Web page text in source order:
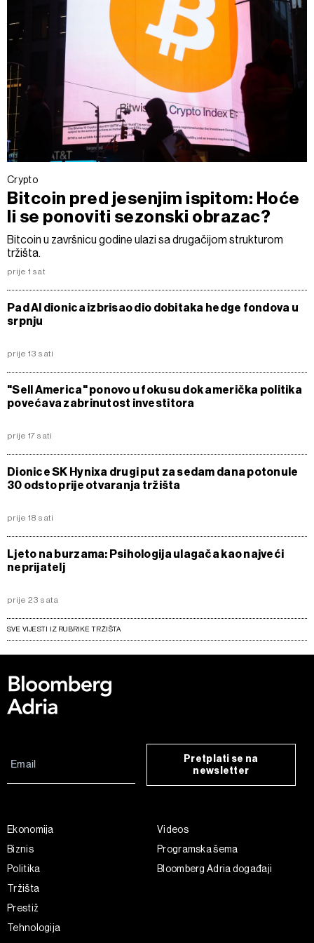
Crypto
Bitcoin pred jesenjim ispitom: Hoće
li se ponoviti sezonski obrazac?
Bitcoin u završnicu godine ulazi sa drugačijom strukturom
tržišta.
prije 1 sat
Pad AI dionica izbrisao dio dobitaka hedge fondova u
srpnju
prije 13 sati
"Sell America" ponovo u fokusu dok američka politika
povećava zabrinutost investitora
prije 17 sati
Dionice SK Hynixa drugi put za sedam dana potonule
30 odsto prije otvaranja tržišta
prije 18 sati
Ljeto na burzama: Psihologija ulagača kao najveći
neprijatelj
prije 23 sata
SVE VIJESTI IZ RUBRIKE TRŽIŠTA
Pretplati se na
newsletter
Ekonomija
Biznis
Politika
Tržišta
Prestiž
Tehnologija
Videos
Programska šema
Bloomberg Adria događaji